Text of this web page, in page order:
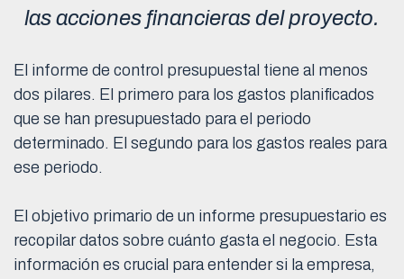
las acciones financieras del proyecto.
El informe de control presupuestal tiene al menos
dos pilares. El primero para los gastos planificados
que se han presupuestado para el periodo
determinado. El segundo para los gastos reales para
ese periodo.
El objetivo primario de un informe presupuestario es
recopilar datos sobre cuánto gasta el negocio. Esta
información es crucial para entender si la empresa,